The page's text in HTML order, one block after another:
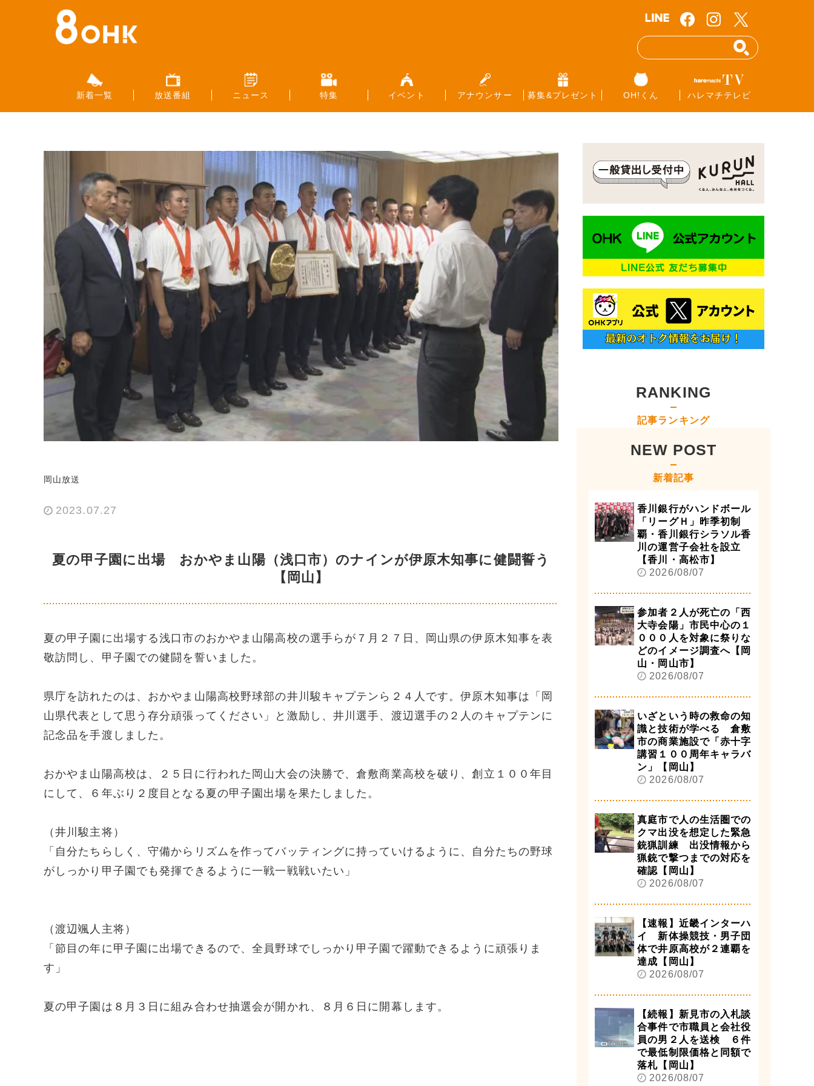
新着一覧 放送番組 ニュース 特集 イベント アナウンサー 募集&プレゼント OH!くん ハレマチテレビ
岡山放送
2023.07.27
夏の甲子園に出場 おかやま山陽（浅口市）のナインが伊原木知事に健闘誓う
【岡山】
夏の甲子園に出場する浅口市のおかやま山陽高校の選手らが７月２７日、岡山県の伊原木知事を表
敬訪問し、甲子園での健闘を誓いました。
県庁を訪れたのは、おかやま山陽高校野球部の井川駿キャプテンら２４人です。伊原木知事は「岡
山県代表として思う存分頑張ってください」と激励し、井川選手、渡辺選手の２人のキャプテンに
記念品を手渡しました。
おかやま山陽高校は、２５日に行われた岡山大会の決勝で、倉敷商業高校を破り、創立１００年目
にして、６年ぶり２度目となる夏の甲子園出場を果たしました。
（井川駿主将）
「自分たちらしく、守備からリズムを作ってバッティングに持っていけるように、自分たちの野球
がしっかり甲子園でも発揮できるように一戦一戦戦いたい」
（渡辺颯人主将）
「節目の年に甲子園に出場できるので、全員野球でしっかり甲子園で躍動できるように頑張りま
す」
夏の甲子園は８月３日に組み合わせ抽選会が開かれ、８月６日に開幕します。
RANKING
記事ランキング
NEW POST
新着記事
香川銀行がハンドボール
「リーグＨ」昨季初制
覇・香川銀行シラソル香
川の運営子会社を設立
【香川・高松市】
2026/08/07
参加者２人が死亡の「西
大寺会陽」市民中心の１
０００人を対象に祭りな
どのイメージ調査へ【岡
山・岡山市】
2026/08/07
いざという時の救命の知
識と技術が学べる 倉敷
市の商業施設で「赤十字
講習１００周年キャラバ
ン」【岡山】
2026/08/07
真庭市で人の生活圏での
クマ出没を想定した緊急
銃猟訓練 出没情報から
猟銃で撃つまでの対応を
確認【岡山】
2026/08/07
【速報】近畿インターハ
イ 新体操競技・男子団
体で井原高校が２連覇を
達成【岡山】
2026/08/07
【続報】新見市の入札談
合事件で市職員と会社役
員の男２人を送検 ６件
で最低制限価格と同額で
落札【岡山】
2026/08/07